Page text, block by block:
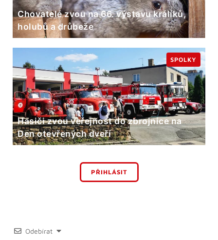
Chovatelé zvou na 66. výstavu králíků,
holubů a drůbeže
Hasiči zvou veřejnost do zbrojnice na
Den otevřených dveří
SPOLKY
PŘIHLÁSIT
Odebírat